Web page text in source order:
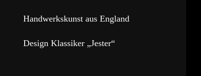
Handwerkskunst aus England
Design Klassiker „Jester“